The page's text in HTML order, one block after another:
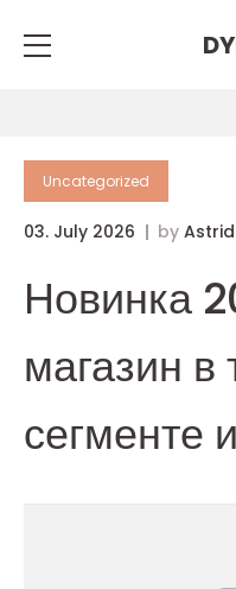
Uncategorized
03. July 2026 by
Новинка
магазин в
сегменте